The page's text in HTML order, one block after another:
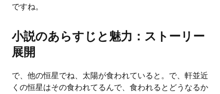
ですね。
小説のあらすじと魅力：ストーリー
展開
で、他の恒星でね、太陽が食われていると。で、軒並近
くの恒星はその食われてるんで、食われるとどうなるか